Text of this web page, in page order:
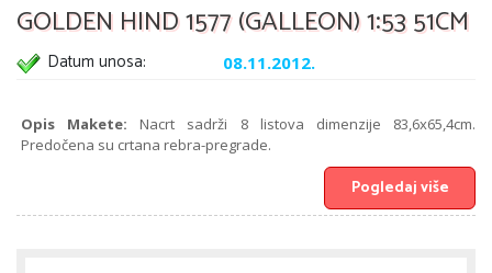
GOLDEN HIND 1577 (GALLEON) 1:53 51CM
Datum unosa: 08.11.2012.
Opis Makete: Nacrt sadrži 8 listova dimenzije 83,6x65,4cm.
Predočena su crtana rebra-pregrade.
Pogledaj više